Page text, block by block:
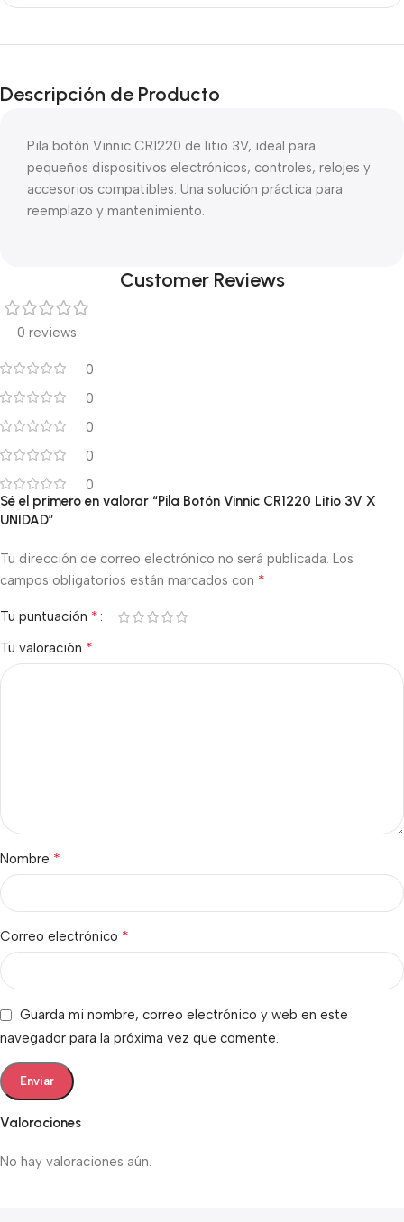
Descripción de Producto
Pila botón Vinnic CR1220 de litio 3V, ideal para
pequeños dispositivos electrónicos, controles, relojes y
accesorios compatibles. Una solución práctica para
reemplazo y mantenimiento.
Customer Reviews
0 reviews
0
0
0
0
0
Valoraciones
No hay valoraciones aún.
Sé el primero en valorar “Pila Botón Vinnic CR1220 Litio 3V X
UNIDAD”
Tu dirección de correo electrónico no será publicada. Los
campos obligatorios están marcados con *
Tu puntuación *
Tu valoración *
Nombre *
Correo electrónico *
Guarda mi nombre, correo electrónico y web en este
navegador para la próxima vez que comente.